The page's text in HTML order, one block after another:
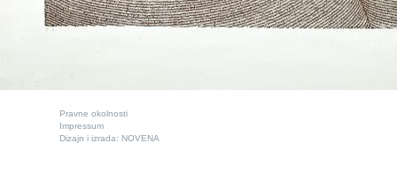
Pravne okolnosti
Impressum
Dizajn i izrada: NOVENA